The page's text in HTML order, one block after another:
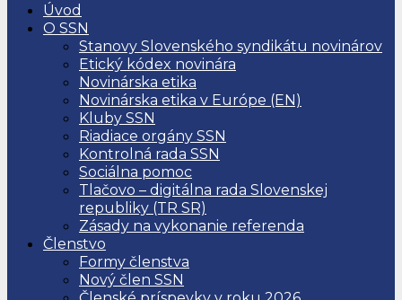
Úvod
O SSN
Stanovy Slovenského syndikátu novinárov
Etický kódex novinára
Novinárska etika
Novinárska etika v Európe (EN)
Kluby SSN
Riadiace orgány SSN
Kontrolná rada SSN
Sociálna pomoc
Tlačovo – digitálna rada Slovenskej
republiky (TR SR)
Zásady na vykonanie referenda
Členstvo
Formy členstva
Nový člen SSN